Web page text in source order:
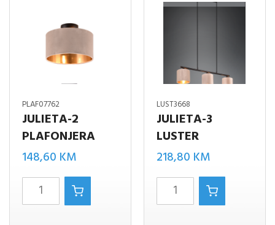
PLAF07762
JULIETA-2
PLAFONJERA
148,60 KM
JULIETA-
2
LUST3668
JULIETA-3
LUSTER
218,80 KM
JULIETA-
3